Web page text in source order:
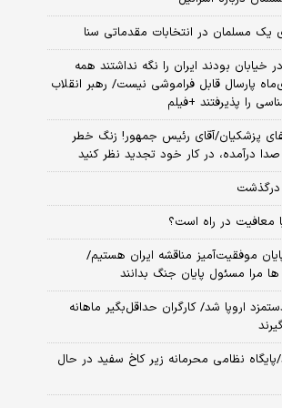
مسلمان در انتخابات مقدماتی سنا
خیابان بودند ایران را نگه نداشتند همه
پارسال قابل فراموشی نیست/ رهبر انقلاب
را پذیرفتند +فیلم
پزشکیان/آقای رئیس جمهور! زنگ خطر
درآمده، در کار خود تجدید نظر کنید
درگذشت
معافیت در راه است؟
موفقیت‌آمیز مناقشه ایران هستیم/
مرا مسئول پایان جنگ بدانند
اروپا شد/ کارگران حداقل‌بگیر ماهانه
پایگاه نظامی محرمانه زیر کاخ سفید در حال